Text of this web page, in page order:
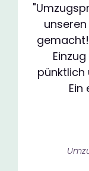
pünktlich
Ein